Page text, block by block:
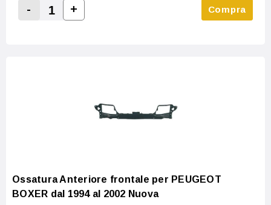
Decrease Quantity:
-
Increase Quantity:
+ Compra
Ossatura Anteriore frontale per PEUGEOT
BOXER dal 1994 al 2002 Nuova